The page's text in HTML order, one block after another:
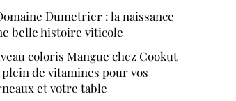
Dumetrier : la naissance
belle histoire viticole
coloris Mangue chez Cookut
plein de vitamines pour vos
et votre table